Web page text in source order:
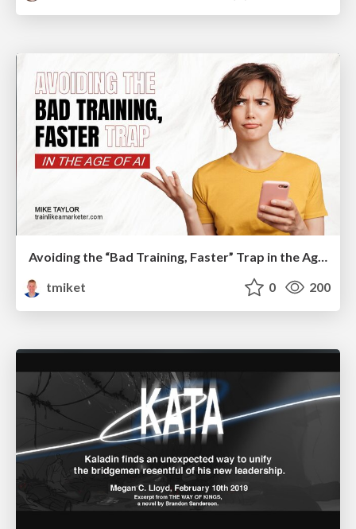
Avoiding the “Bad Training, Faster” Trap in the Age of AI
tmiket
0 200